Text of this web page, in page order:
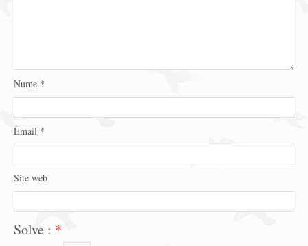
Nume *
Email *
Site web
Solve : *